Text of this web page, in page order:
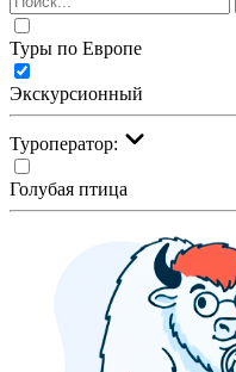
Туры по Европе
Экскурсионный
Туроператор:
Голубая птица